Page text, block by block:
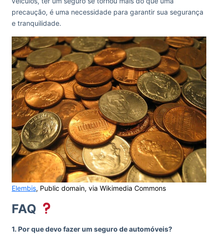
precaução, é uma necessidade para garantir sua segurança
e tranquilidade.
Elembis, Public domain, via Wikimedia Commons
FAQ
1. Por que devo fazer um seguro de automóveis?